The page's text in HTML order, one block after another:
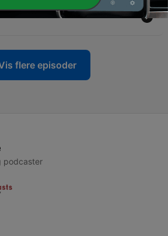
מצר הורמוז: נקודת שבר
flere episoder
podcaster